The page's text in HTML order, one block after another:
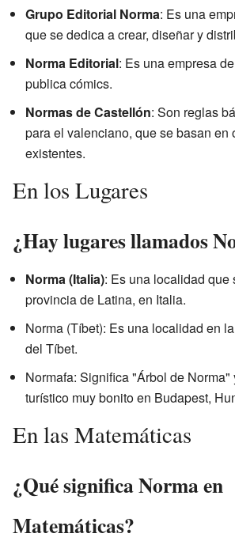
Grupo Editorial Norma: Es una
que se dedica a crear, diseñar y
Norma Editorial: Es una empresa
publica cómics.
Normas de Castellón: Son reglas
para el valenciano, que se basan en
existentes.
En los Lugares
¿Hay lugares llamados
Norma (Italia): Es una localidad que
provincia de Latina, en Italia.
Norma (Tíbet): Es una localidad en
del Tíbet.
Normafa: Significa "Árbol de Norma"
turístico muy bonito en Budapest,
En las Matemáticas
¿Qué significa Norma en
Matemáticas?